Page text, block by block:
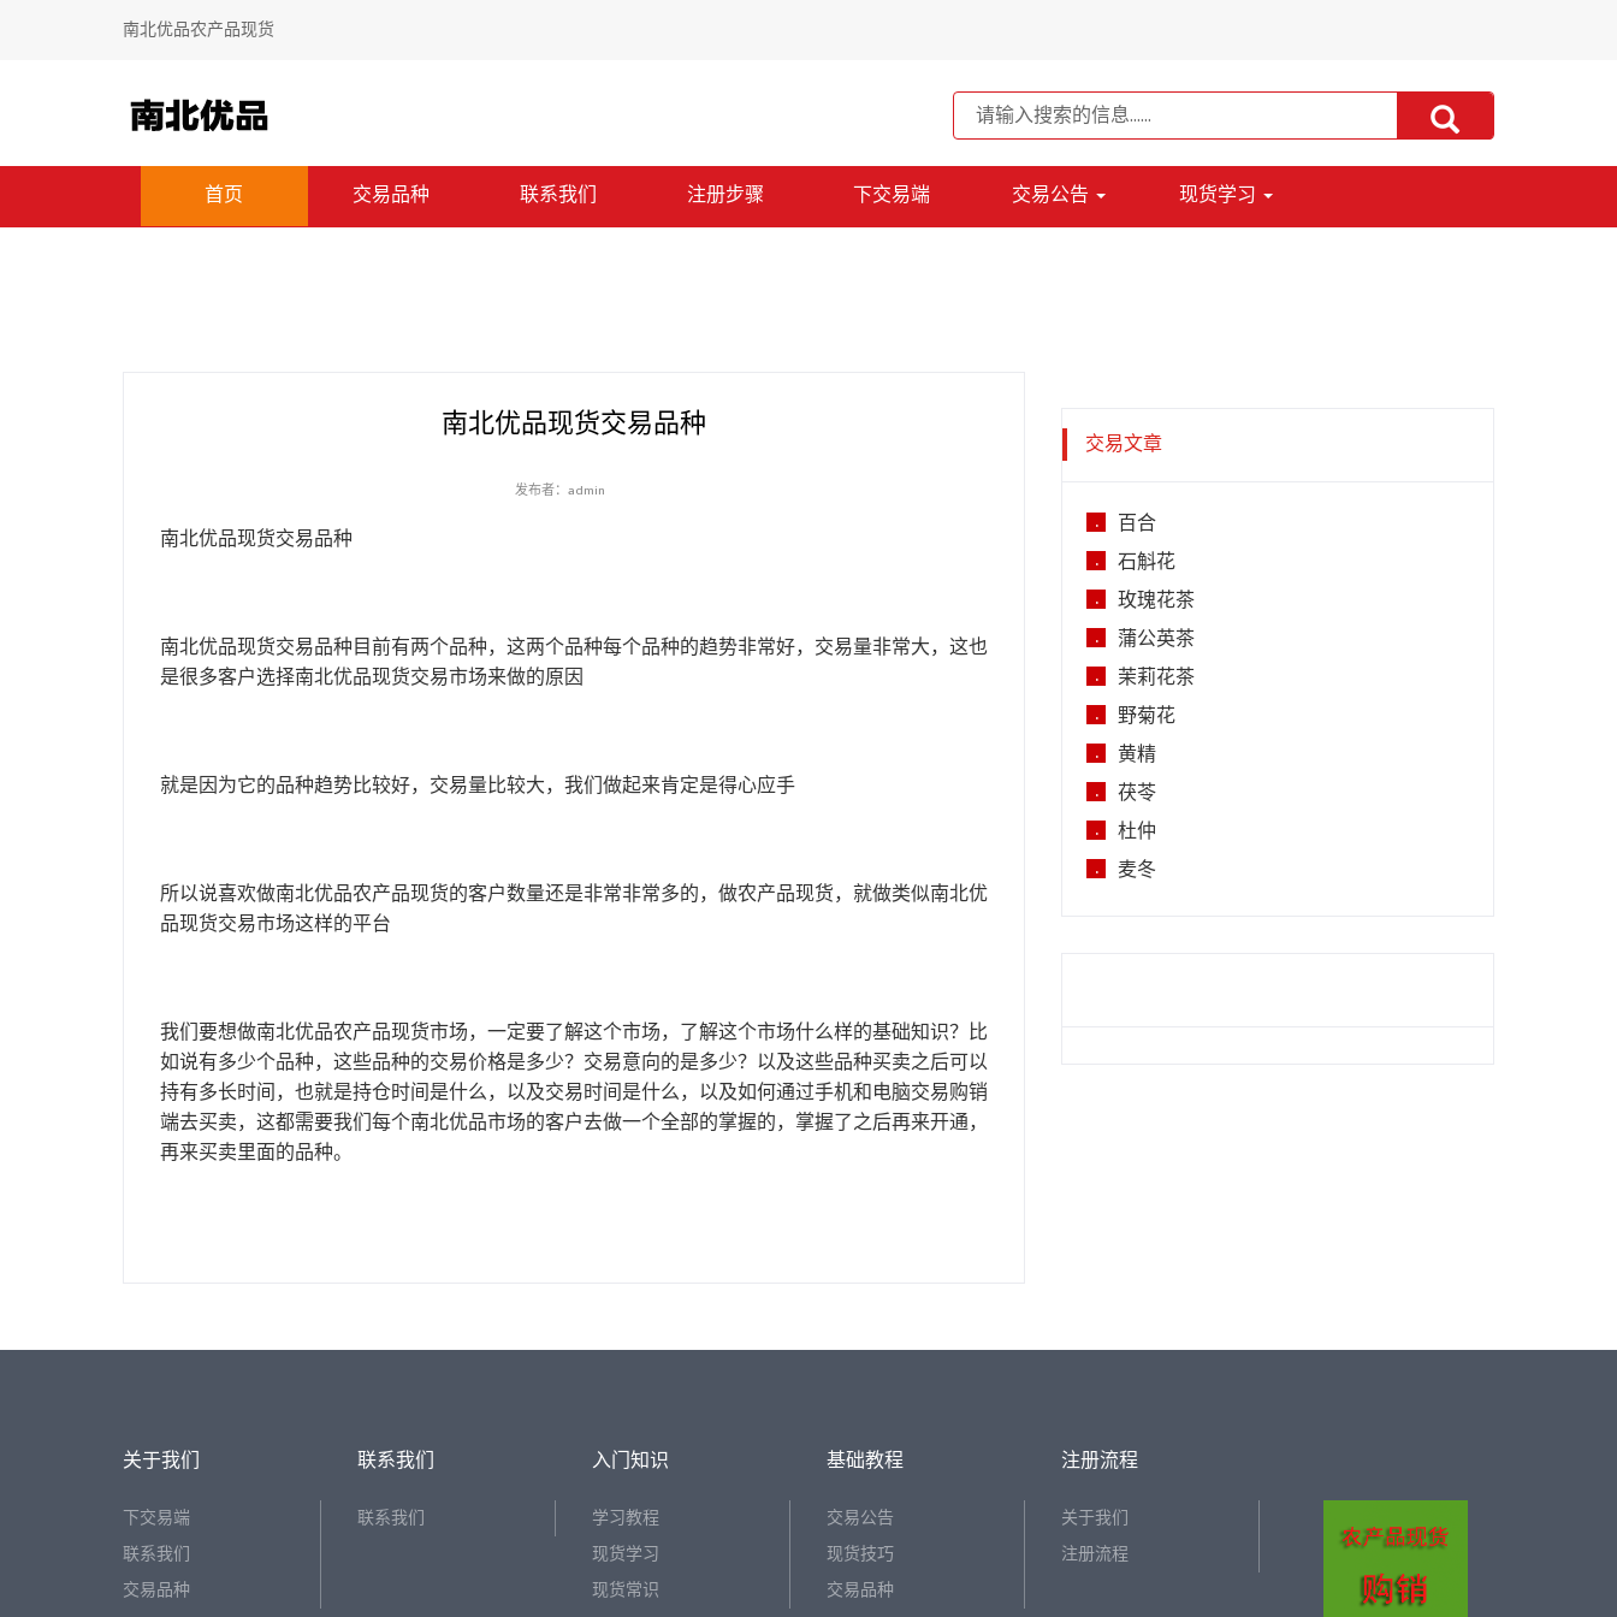
南北优品农产品现货
首页 交易品种 联系我们 注册步骤 下交易端 交易公告 现货学习
南北优品现货交易品种
发布者：admin
南北优品现货交易品种
南北优品现货交易品种目前有两个品种，这两个品种每个品种的趋势非常好，交易量非常大，这也
是很多客户选择南北优品现货交易市场来做的原因
就是因为它的品种趋势比较好，交易量比较大，我们做起来肯定是得心应手
所以说喜欢做南北优品农产品现货的客户数量还是非常非常多的，做农产品现货，就做类似南北优
品现货交易市场这样的平台
我们要想做南北优品农产品现货市场，一定要了解这个市场，了解这个市场什么样的基础知识？比
如说有多少个品种，这些品种的交易价格是多少？交易意向的是多少？以及这些品种买卖之后可以
持有多长时间，也就是持仓时间是什么，以及交易时间是什么，以及如何通过手机和电脑交易购销
端去买卖，这都需要我们每个南北优品市场的客户去做一个全部的掌握的，掌握了之后再来开通，
再来买卖里面的品种。
交易文章
. 百合
. 石斛花
. 玫瑰花茶
. 蒲公英茶
. 茉莉花茶
. 野菊花
. 黄精
. 茯苓
. 杜仲
. 麦冬
关于我们
下交易端
联系我们
交易品种
联系我们
联系我们
入门知识
学习教程
现货学习
现货常识
基础教程
交易公告
现货技巧
交易品种
注册流程
关于我们
注册流程